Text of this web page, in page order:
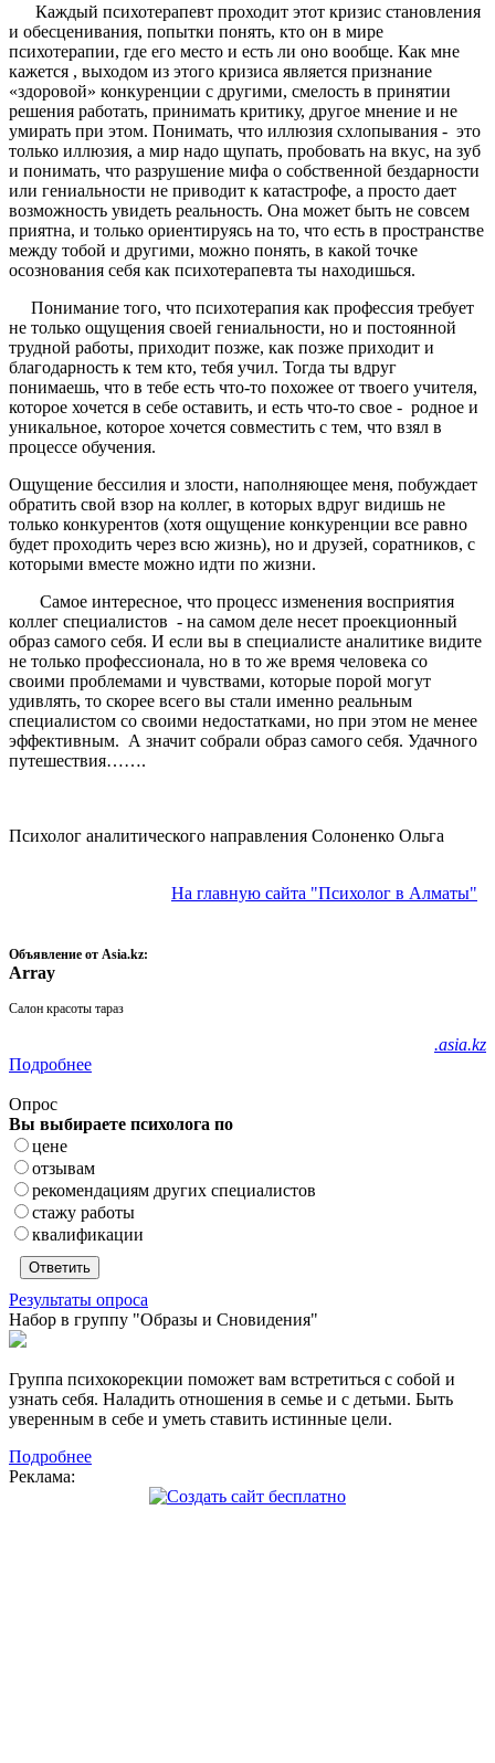
Каждый психотерапевт проходит этот кризис становления
и обесценивания, попытки понять, кто он в мире
психотерапии, где его место и есть ли оно вообще. Как мне
кажется , выходом из этого кризиса является признание
«здоровой» конкуренции с другими, смелость в принятии
решения работать, принимать критику, другое мнение и не
умирать при этом. Понимать, что иллюзия схлопывания - это
только иллюзия, а мир надо щупать, пробовать на вкус, на зуб
и понимать, что разрушение мифа о собственной бездарности
или гениальности не приводит к катастрофе, а просто дает
возможность увидеть реальность. Она может быть не совсем
приятна, и только ориентируясь на то, что есть в пространстве
между тобой и другими, можно понять, в какой точке
осознования себя как психотерапевта ты находишься.
Понимание того, что психотерапия как профессия требует
не только ощущения своей гениальности, но и постоянной
трудной работы, приходит позже, как позже приходит и
благодарность к тем кто, тебя учил. Тогда ты вдруг
понимаешь, что в тебе есть что-то похожее от твоего учителя,
которое хочется в себе оставить, и есть что-то свое - родное и
уникальное, которое хочется совместить с тем, что взял в
процессе обучения.
Ощущение бессилия и злости, наполняющее меня, побуждает
обратить свой взор на коллег, в которых вдруг видишь не
только конкурентов (хотя ощущение конкуренции все равно
будет проходить через всю жизнь), но и друзей, соратников, с
которыми вместе можно идти по жизни.
Самое интересное, что процесс изменения восприятия
коллег специалистов - на самом деле несет проекционный
образ самого себя. И если вы в специалисте аналитике видите
не только профессионала, но в то же время человека со
своими проблемами и чувствами, которые порой могут
удивлять, то скорее всего вы стали именно реальным
специалистом со своими недостатками, но при этом не менее
эффективным. А значит собрали образ самого себя. Удачного
путешествия…….
Психолог аналитического направления Солоненко Ольга
На главную сайта "Психолог в Алматы"
Объявление от Asia.kz:
Array
Салон красоты тараз
.asia.kz
Подробнее
Опрос
Вы выбираете психолога по
цене
отзывам
рекомендациям других специалистов
стажу работы
квалификации
Результаты опроса
Набор в группу "Образы и Сновидения"
Группа психокорекции поможет вам встретиться с собой и
узнать себя. Наладить отношения в семье и с детьми. Быть
уверенным в себе и уметь ставить истинные цели.
Подробнее
Реклама: